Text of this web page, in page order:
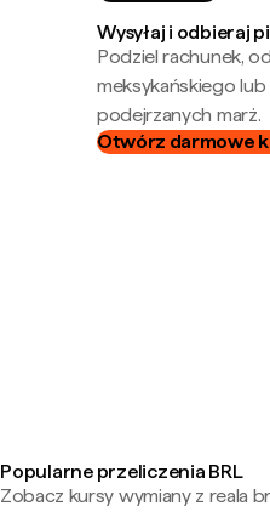
Wysyłaj i odbieraj
Podziel rachunek,
meksykańskiego
podejrzanych marż.
Otwórz darmowe
Popularne przeliczenia BRL
Zobacz kursy wymiany z reala